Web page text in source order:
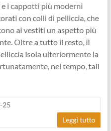
i cappotti più moderni
con colli di pelliccia, che
ai vestiti un aspetto più
Oltre a tutto il resto, il
isola ulteriormente la
nel tempo, tali
25
Leggi tutto